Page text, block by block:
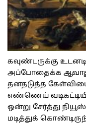
கவுண்டருக்கு
அப்போதைக்க
தனதடுத்த
எண்ணெய்
ஒன்று சேர்த்து
மடித்துக்